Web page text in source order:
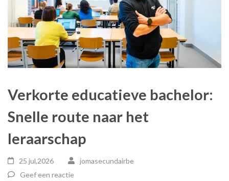
Verkorte educatieve bachelor:
Snelle route naar het
leraarschap
25 jul,2026
jomasecundairbe
Geef een reactie